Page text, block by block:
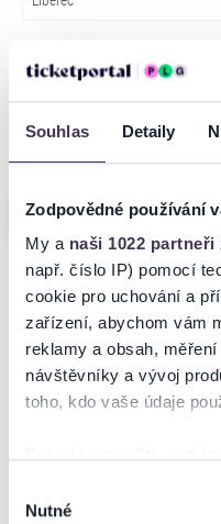
Souhlas Detaily
Zodpovědné používání
My a naši 1022 partneři
např. číslo IP) pomocí
cookie pro uchování a
zařízení, abychom vám
reklamy a obsah,
návštěvníky a vývoj
toho, kdo vaše údaje
které mohou být
souhlasu
Nutné
Poslední místa
Davis Cup Qualifiers
18–19.09.2026
Praha